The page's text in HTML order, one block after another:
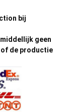
bij
geen
of de productie